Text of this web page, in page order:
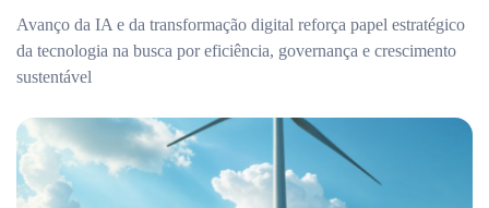
Avanço da IA e da transformação digital reforça papel estratégico
da tecnologia na busca por eficiência, governança e crescimento
sustentável